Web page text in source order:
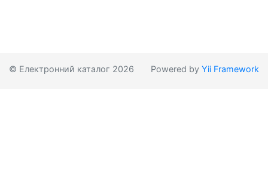
© Електронний каталог 2026 Powered by Yii Framework